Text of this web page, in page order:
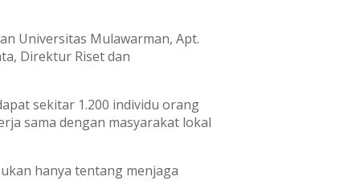
Universitas Mulawarman, Apt.
Direktur Riset dan
sekitar 1.200 individu orang
sama dengan masyarakat lokal
hanya tentang menjaga